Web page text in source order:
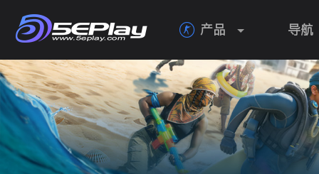
 产品 导航